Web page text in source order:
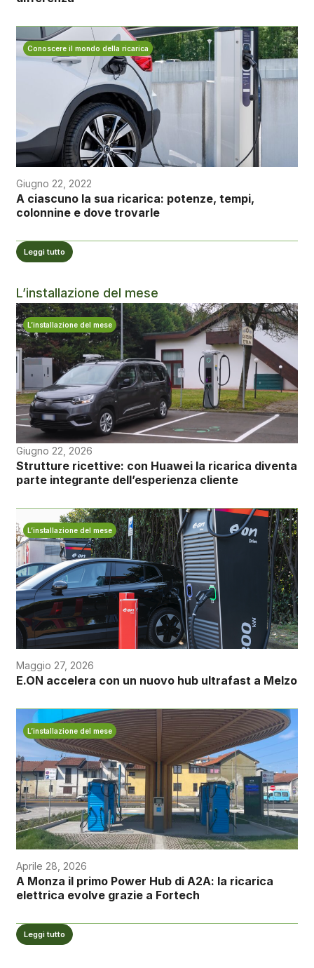
Conoscere il mondo della ricarica
Giugno 22, 2022
A ciascuno la sua ricarica: potenze, tempi,
colonnine e dove trovarle
Leggi tutto
L’installazione del mese
L’installazione del mese
Giugno 22, 2026
Strutture ricettive: con Huawei la ricarica diventa
parte integrante dell’esperienza cliente
L’installazione del mese
Maggio 27, 2026
E.ON accelera con un nuovo hub ultrafast a Melzo
L’installazione del mese
Aprile 28, 2026
A Monza il primo Power Hub di A2A: la ricarica
elettrica evolve grazie a Fortech
Leggi tutto